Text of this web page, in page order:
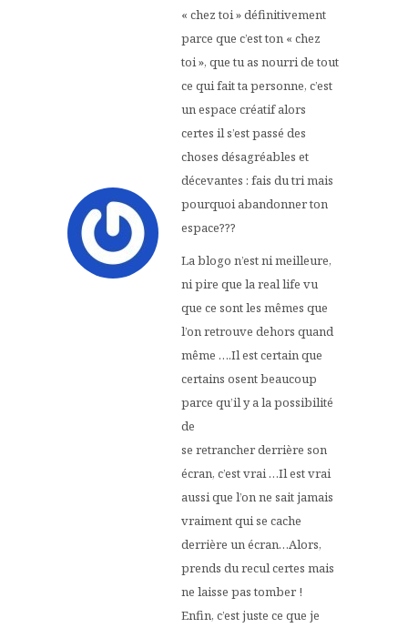
« chez toi » définitivement
parce que c’est ton « chez
toi », que tu as nourri de tout
ce qui fait ta personne, c’est
un espace créatif alors
certes il s’est passé des
choses désagréables et
décevantes : fais du tri mais
pourquoi abandonner ton
espace???
La blogo n’est ni meilleure,
ni pire que la real life vu
que ce sont les mêmes que
l’on retrouve dehors quand
même ….Il est certain que
certains osent beaucoup
parce qu’il y a la possibilité
de
se retrancher derrière son
écran, c’est vrai …Il est vrai
aussi que l’on ne sait jamais
vraiment qui se cache
derrière un écran…Alors,
prends du recul certes mais
ne laisse pas tomber !
Enfin, c’est juste ce que je